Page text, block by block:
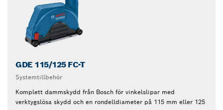
GDE 115/125 FC-T
Systemtillbehör
Komplett dammskydd från Bosch för vinkelslipar med
verktygslösa skydd och en rondelldiameter på 115 mm eller 125